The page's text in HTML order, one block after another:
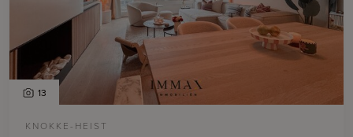
13
KNOKKE-HEIST